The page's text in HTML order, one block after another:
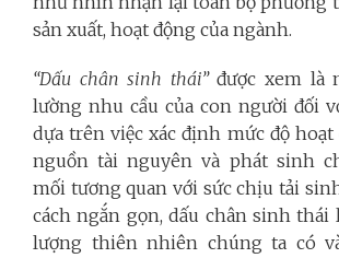
sản xuất, hoạt động của ngành.
“Dấu chân sinh thái”được xem là
lường nhu cầu của con người đối
dựa trên việc xác định mức độ
nguồn tài nguyên và phát sinh
mối tương quan với sức chịu tải
cách ngắn gọn, dấu chân sinh thái
lượng thiên nhiên chúng ta có